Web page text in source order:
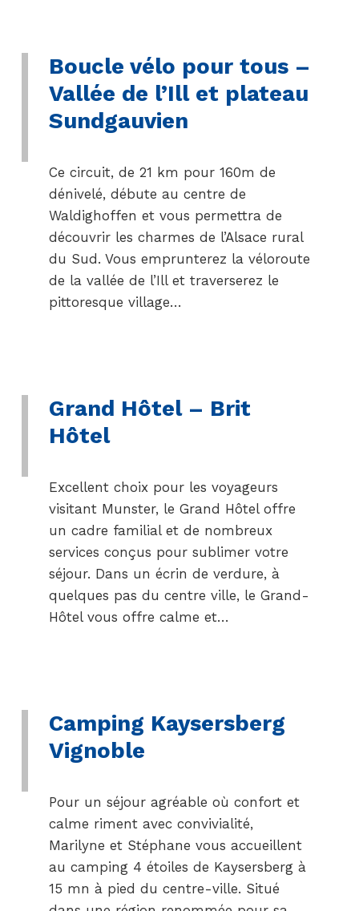
Boucle vélo pour tous –
Vallée de l’Ill et plateau
Sundgauvien
Ce circuit, de 21 km pour 160m de
dénivelé, débute au centre de
Waldighoffen et vous permettra de
découvrir les charmes de l’Alsace rural
du Sud. Vous emprunterez la véloroute
de la vallée de l’Ill et traverserez le
pittoresque village…
Grand Hôtel – Brit
Hôtel
Excellent choix pour les voyageurs
visitant Munster, le Grand Hôtel offre
un cadre familial et de nombreux
services conçus pour sublimer votre
séjour. Dans un écrin de verdure, à
quelques pas du centre ville, le Grand-
Hôtel vous offre calme et…
Camping Kaysersberg
Vignoble
Pour un séjour agréable où confort et
calme riment avec convivialité,
Marilyne et Stéphane vous accueillent
au camping 4 étoiles de Kaysersberg à
15 mn à pied du centre-ville. Situé